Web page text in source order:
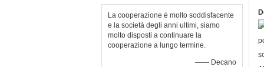
La cooperazione è molto soddisfacente
e la società degli anni ultimi, siamo
molto disposti a continuare la
cooperazione a lungo termine.
—— Decano